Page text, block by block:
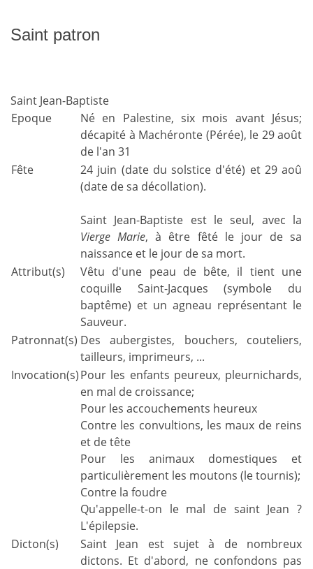
Saint patron
Saint Jean-Baptiste
Epoque
Né en Palestine, six mois avant Jésus;
décapité à Machéronte (Pérée), le 29 août
de l'an 31
Fête
24 juin (date du solstice d'été) et 29 aoû
(date de sa décollation).
Saint Jean-Baptiste est le seul, avec la
Vierge Marie, à être fêté le jour de sa
naissance et le jour de sa mort.
Attribut(s)
Vêtu d'une peau de bête, il tient une
coquille Saint-Jacques (symbole du
baptême) et un agneau représentant le
Sauveur.
Patronnat(s) Des aubergistes, bouchers, couteliers,
tailleurs, imprimeurs, ...
Invocation(s)Pour les enfants peureux, pleurnichards,
en mal de croissance;
Pour les accouchements heureux
Contre les convultions, les maux de reins
et de tête
Pour les animaux domestiques et
particulièrement les moutons (le tournis);
Contre la foudre
Qu'appelle-t-on le mal de saint Jean ?
L'épilepsie.
Dicton(s)
Saint Jean est sujet à de nombreux
dictons. Et d'abord, ne confondons pas